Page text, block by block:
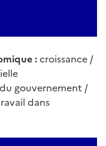
:croissance /
gouvernement /
dans